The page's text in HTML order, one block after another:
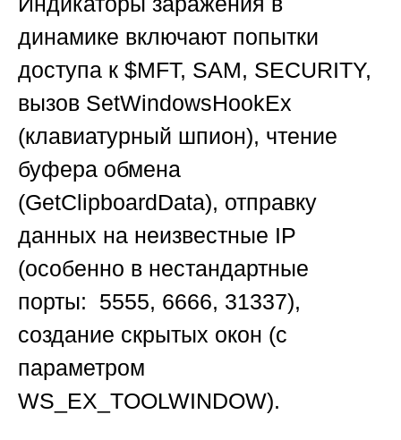
динамике включают попытки
доступа к $MFT, SAM, SECURITY,
вызов SetWindowsHookEx
(клавиатурный шпион), чтение
буфера обмена
(GetClipboardData), отправку
данных на неизвестные IP
(особенно в нестандартные
порты: 5555, 6666, 31337),
создание скрытых окон (с
параметром
WS_EX_TOOLWINDOW).